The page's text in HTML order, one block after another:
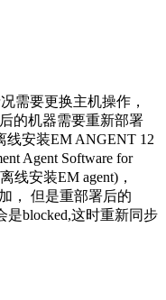
需要更换主机操作，
的机器需要重新部署
线安装EM ANGENT 12
Agent Software for
线安装EM agent)，
， 但是重部署后的
是blocked,这时重新同步